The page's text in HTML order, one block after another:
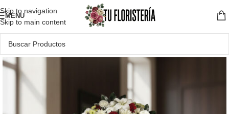
Skip to navigation
Skip to main content
MENU